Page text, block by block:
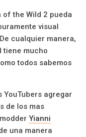
the Wild 2 pueda
visual
cualquier manera,
tiene mucho
todos sabemos
YouTubers agregar
de los mas
Yianni
una manera